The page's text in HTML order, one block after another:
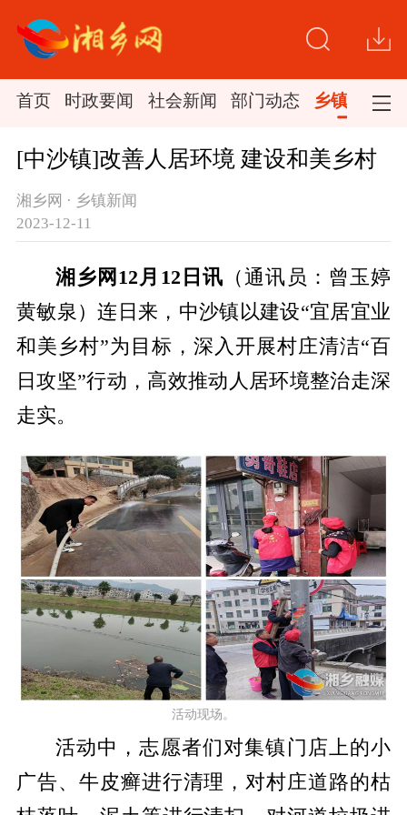
首页 时政要闻 社会新闻 部门动态 乡镇新闻
[中沙镇]改善人居环境 建设和美乡村
湘乡网 · 乡镇新闻
2023-12-11
湘乡网12月12日讯 （通讯员：曾玉婷
黄敏泉）连日来，中沙镇以建设“宜居宜业
和美乡村”为目标，深入开展村庄清洁“百
日攻坚”行动，高效推动人居环境整治走深
走实。
活动现场。
活动中，志愿者们对集镇门店上的小
广告、牛皮癣进行清理，对村庄道路的枯